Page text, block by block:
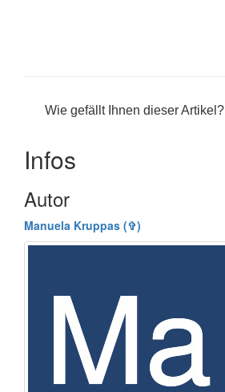
Wie gefällt Ihnen dieser Artikel?
Infos
Autor
Manuela Kruppas (✞)